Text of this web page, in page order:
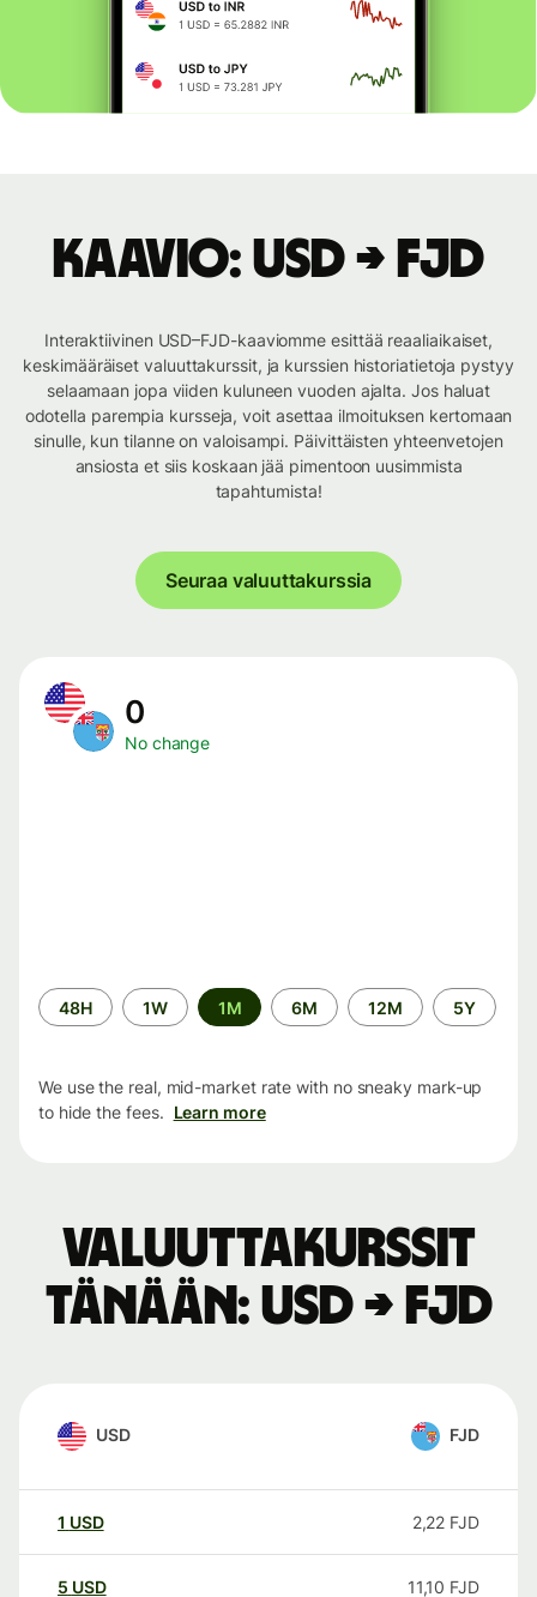
Kaavio: USD → FJD
Interaktiivinen USD–FJD-kaaviomme esittää reaaliaikaiset,
keskimääräiset valuuttakurssit, ja kurssien historiatietoja pystyy
selaamaan jopa viiden kuluneen vuoden ajalta. Jos haluat
odotella parempia kursseja, voit asettaa ilmoituksen kertomaan
sinulle, kun tilanne on valoisampi. Päivittäisten yhteenvetojen
ansiosta et siis koskaan jää pimentoon uusimmista
tapahtumista!
Seuraa valuuttakurssia
0
No change
Time
period
48H 1W 1M 6M 12M 5Y
We use the real, mid-market rate with no sneaky mark-up
to hide the fees. Learn more
Valuuttakurssit
tänään: USD → FJD
USD FJD
1 USD 2,22 FJD
5 USD 11,10 FJD